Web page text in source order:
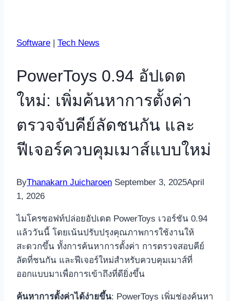
Software | Tech News
PowerToys 0.94 อัปเดต
ใหม่: เพิ่มค้นหาการตั้งค่า
ตรวจจับคีย์ลัดชนกัน และ
ฟีเจอร์ควบคุมเมาส์แบบใหม่
ByThanakarn Juicharoen September 3, 2025April
1, 2026
ไมโครซอฟท์ปล่อยอัปเดต PowerToys เวอร์ชัน 0.94
แล้ววันนี้ โดยเน้นปรับปรุงคุณภาพการใช้งานให้
สะดวกขึ้น ทั้งการค้นหาการตั้งค่า การตรวจสอบคีย์
ลัดที่ชนกัน และฟีเจอร์ใหม่สำหรับควบคุมเมาส์ที่
ออกแบบมาเพื่อการเข้าถึงที่ดียิ่งขึ้น
ค้นหาการตั้งค่าได้ง่ายขึ้น: PowerToys เพิ่มช่องค้นหา